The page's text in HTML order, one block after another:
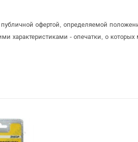
публичной офертой, определяемой
характеристиками - опечатки, о